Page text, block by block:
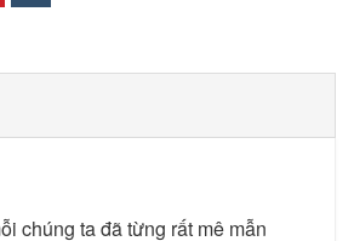
chúng ta đã từng rất mê mẫn